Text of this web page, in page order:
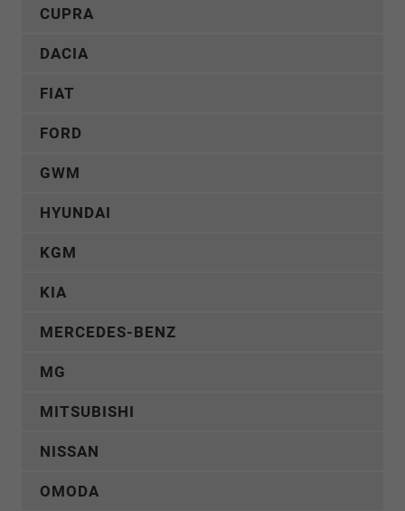
CUPRA
DACIA
FIAT
FORD
GWM
HYUNDAI
KGM
KIA
MERCEDES-BENZ
MG
MITSUBISHI
NISSAN
OMODA